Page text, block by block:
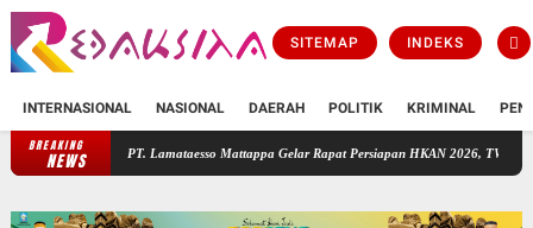
SITEMAP INDEKS
INTERNASIONAL NASIONAL DAERAH POLITIK KRIMINAL
BREAKING
NEWS
PT. Lamataesso Mattappa Gelar Rapat Persiapan HKAN 2026, TWA Lejja Jadi Tuan